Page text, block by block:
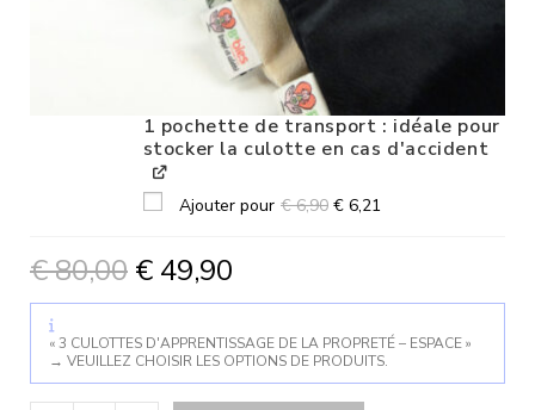
1 pochette de transport : idéale pour
stocker la culotte en cas d'accident
Ajouter pour €6,90 € 6,21
€80,00 € 49,90
« 3 CULOTTES D'APPRENTISSAGE DE LA PROPRETÉ – ESPACE »
→ VEUILLEZ CHOISIR LES OPTIONS DE PRODUITS.